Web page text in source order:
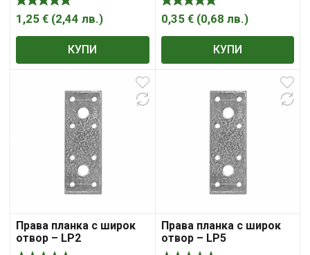
1,25 € (2,44 лв.)
КУПИ
0,35 € (0,68 лв.)
КУПИ
Права планка с широк
отвор – LP2
Права планка с широк
отвор – LP5